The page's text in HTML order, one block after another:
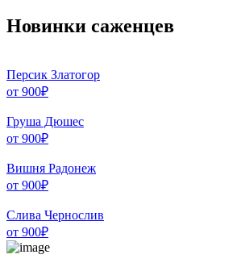
Новинки саженцев
Персик Златогор
от 900₽
Груша Дюшес
от 900₽
Вишня Радонеж
от 900₽
Слива Чернослив
от 900₽